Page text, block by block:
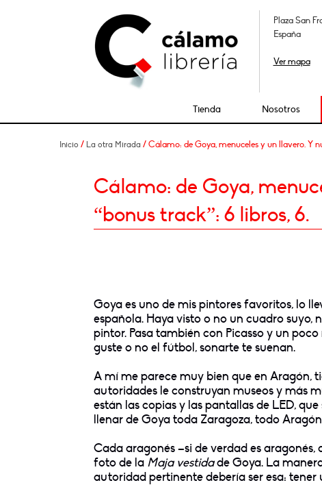
Plaza San
España
Ver mapa
Tienda Nosotros
Inicio / La otra Mirada / Cálamo: de Goya, menuceles y un llavero. Y
Cálamo: de Goya,
“bonus track”: 6 libros, 6.
Goya es uno de mis pintores favoritos, lo
española. Haya visto o no un cuadro suyo,
pintor. Pasa también con Picasso y un
guste o no el fútbol, sonarte te suenan.
A mí me parece muy bien que en Aragón,
autoridades le construyan museos y más
están las copias y las pantallas de LED,
llenar de Goya toda Zaragoza, todo
Cada aragonés –si de verdad es
foto de la Maja vestidade Goya. La
autoridad pertinente debería ser esa: tener